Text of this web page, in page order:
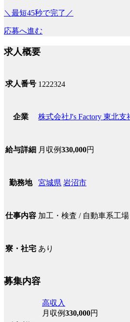
＼最短45秒で完了／
応募へ進む
求人概要
求人番号 1222324
企業 株式会社J's Factory 東北支
給与詳細 月収例330,000円
勤務地 宮城県 岩沼市
仕事内容 加工・検査 / 自動車系工場
寮・社宅 あり
募集内容
高収入
月収例330,000円